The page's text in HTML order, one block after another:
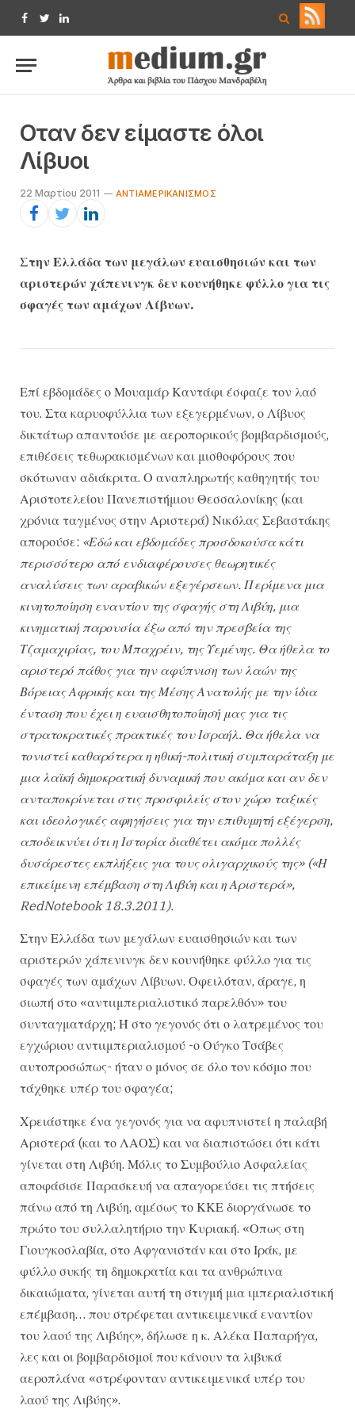
Facebook
TwitterLinkedIn
Οταν δεν είμαστε όλοι
Λίβυοι
22 Μαρτίου 2011 ΑΝΤΙΑΜΕΡΙΚΑΝΙΣΜΌΣ
Στην Ελλάδα των μεγάλων ευαισθησιών και των
αριστερών χάπενινγκ δεν κουνήθηκε φύλλο για τις
σφαγές των αμάχων Λίβυων.
Επί εβδομάδες ο Μουαμάρ Καντάφι έσφαζε τον λαό
του. Στα καρυοφύλλια των εξεγερμένων, ο Λίβυος
δικτάτωρ απαντούσε με αεροπορικούς βομβαρδισμούς,
επιθέσεις τεθωρακισμένων και μισθοφόρους που
σκότωναν αδιάκριτα. Ο αναπληρωτής καθηγητής του
Αριστοτελείου Πανεπιστήμιου Θεσσαλονίκης (και
χρόνια ταγμένος στην Αριστερά) Νικόλας Σεβαστάκης
απορούσε: «Εδώ και εβδομάδες προσδοκούσα κάτι
περισσότερο από ενδιαφέρουσες θεωρητικές
αναλύσεις των αραβικών εξεγέρσεων. Περίμενα μια
κινητοποίηση εναντίον της σφαγής στη Λιβύη, μια
κινηματική παρουσία έξω από την πρεσβεία της
Τζαμαχιρίας, του Μπαχρέιν, της Υεμένης. Θα ήθελα το
αριστερό πάθος για την αφύπνιση των λαών της
Βόρειας Αφρικής και της Μέσης Ανατολής με την ίδια
ένταση που έχει η ευαισθητοποίησή μας για τις
στρατοκρατικές πρακτικές του Ισραήλ. Θα ήθελα να
τονιστεί καθαρότερα η ηθική-πολιτική συμπαράταξη με
μια λαϊκή δημοκρατική δυναμική που ακόμα και αν δεν
ανταποκρίνεται στις προσφιλείς στον χώρο ταξικές
και ιδεολογικές αφηγήσεις για την επιθυμητή εξέγερση,
αποδεικνύει ότι η Ιστορία διαθέτει ακόμα πολλές
δυσάρεστες εκπλήξεις για τους ολιγαρχικούς της» («Η
επικείμενη επέμβαση στη Λιβύη και η Αριστερά»,
RedNotebook 18.3.2011).
Στην Ελλάδα των μεγάλων ευαισθησιών και των
αριστερών χάπενινγκ δεν κουνήθηκε φύλλο για τις
σφαγές των αμάχων Λίβυων. Οφειλόταν, άραγε, η
σιωπή στο «αντιιμπεριαλιστικό παρελθόν» του
συνταγματάρχη; Ή στο γεγονός ότι ο λατρεμένος του
εγχώριου αντιιμπεριαλισμού -ο Ούγκο Τσάβες
αυτοπροσώπως- ήταν ο μόνος σε όλο τον κόσμο που
τάχθηκε υπέρ του σφαγέα;
Χρειάστηκε ένα γεγονός για να αφυπνιστεί η παλαβή
Αριστερά (και το ΛΑΟΣ) και να διαπιστώσει ότι κάτι
γίνεται στη Λιβύη. Μόλις το Συμβούλιο Ασφαλείας
αποφάσισε Παρασκευή να απαγορεύσει τις πτήσεις
πάνω από τη Λιβύη, αμέσως το ΚΚΕ διοργάνωσε το
πρώτο του συλλαλητήριο την Κυριακή. «Οπως στη
Γιουγκοσλαβία, στο Αφγανιστάν και στο Ιράκ, με
φύλλο συκής τη δημοκρατία και τα ανθρώπινα
δικαιώματα, γίνεται αυτή τη στιγμή μια ιμπεριαλιστική
επέμβαση… που στρέφεται αντικειμενικά εναντίον
του λαού της Λιβύης», δήλωσε η κ. Αλέκα Παπαρήγα,
λες και οι βομβαρδισμοί που κάνουν τα λιβυκά
αεροπλάνα «στρέφονταν αντικειμενικά υπέρ του
λαού της Λιβύης».